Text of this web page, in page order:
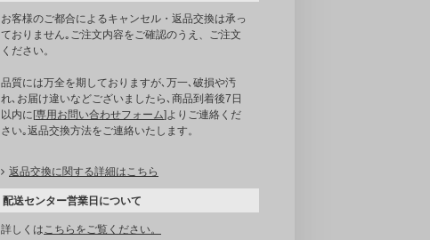
お客様のご都合によるキャンセル・返品交換は承っ
ておりません｡ご注文内容をご確認のうえ、ご注文
ください。
品質には万全を期しておりますが､万一､破損や汚
れ､お届け違いなどございましたら､商品到着後7日
以内に[専用お問い合わせフォーム]よりご連絡くだ
さい｡返品交換方法をご連絡いたします。
返品交換に関する詳細はこちら
配送センター営業日について
詳しくはこちらをご覧ください。